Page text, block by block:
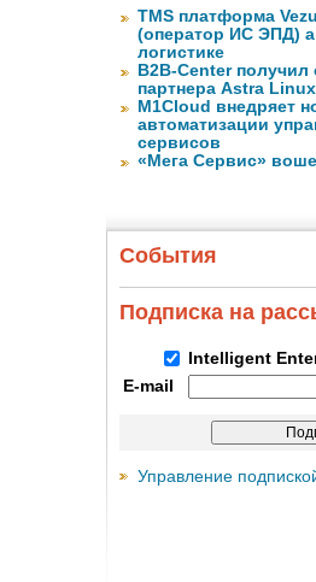
TMS платформа
(оператор ИС ЭПД)
логистике
B2B-Center получил
партнера Astra Linux
M1Cloud внедряет
автоматизации
сервисов
«Мега Сервис»
События
Подписка на
Intelligent
E-mail
Управление